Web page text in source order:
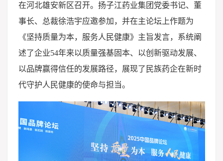
在河北雄安新区召开。扬子江药业集团党委书记、董
事长、总裁徐浩宇应邀参加，并在主论坛上作题为
《坚持质量为本，服务人民健康》主旨发言，系统阐
述了企业54年来以质量强基固本、以创新驱动发展、
以品牌赢得信任的发展路径，展现了民族药企在新时
代守护人民健康的使命与担当。